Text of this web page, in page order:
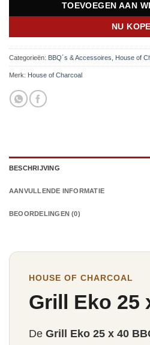
TOEVOEGEN AAN
NU
Categorieën: BBQ´s & Accessoires House of
Merk: House of Charcoal
BESCHRIJVING
AANVULLENDE INFORMATIE
BEOORDELINGEN (0)
HOUSE OF CHARCOAL
Grill Eko 25
De Grill Eko 25 x 40